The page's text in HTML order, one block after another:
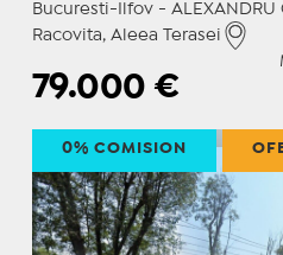
Bucuresti-Ilfov - ALEXANDRU
Racovita, Aleea Terasei
79.000€
0% COMISION